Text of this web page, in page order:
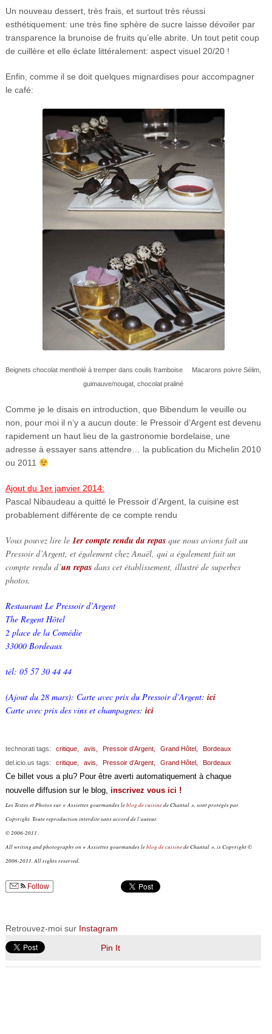
Un nouveau dessert, très frais, et surtout très réussi
esthétiquement: une très fine sphère de sucre laisse dévoiler par
transparence la brunoise de fruits qu’elle abrite. Un tout petit coup
de cuillère et elle éclate littéralement: aspect visuel 20/20 !
Enfin, comme il se doit quelques mignardises pour accompagner
le café:
Beignets chocolat mentholé à tremper dans coulis framboise Macarons poivre Sélim,
guimauve/nougat, chocolat praliné
Comme je le disais en introduction, que Bibendum le veuille ou
non, pour moi il n’y a aucun doute: le Pressoir d’Argent est devenu
rapidement un haut lieu de la gastronomie bordelaise, une
adresse à essayer sans attendre… la publication du Michelin 2010
ou 2011
Ajout du 1er janvier 2014:
Pascal Nibaudeau a quitté le Pressoir d’Argent, la cuisine est
probablement différente de ce compte rendu
Vous pouvez lire le 1er compte rendu du repasque nous avions fait au
Pressoir d’Argent, et également chez Anaël, qui a également fait un
compte rendu d’un repasdans cet établissement, illustré de superbes
photos.
Restaurant Le Pressoir d’Argent
The Regent Hôtel
2 place de la Comédie
33000 Bordeaux
tél: 05 57 30 44 44
(Ajout du 28 mars): Carte avec prix du Pressoir d’Argent: ici
Carte avec prix des vins et champagnes: ici
technorati tags: critique, avis, Pressoir d’Argent, Grand Hôtel,
Bordeaux
del.icio.us tags:
critique, avis, Pressoir d’Argent, Grand Hôtel, Bordeaux
Ce billet vous a plu? Pour être averti automatiquement à chaque
nouvelle diffusion sur le blog, inscrivez vous ici !
Les Textes et Photos sur « Assiettes gourmandes leblog de cuisinede Chantal », sont protégés par
Copyright. Toute reproduction interdite sans accord de l’auteur.
© 2006-2011 .
All writing and photography on « Assiettes gourmandes leblog de cuisinede Chantal », is Copyright ©
2006-2011. All rights reserved.
Follow
Retrouvez-moi sur Instagram
Pin It